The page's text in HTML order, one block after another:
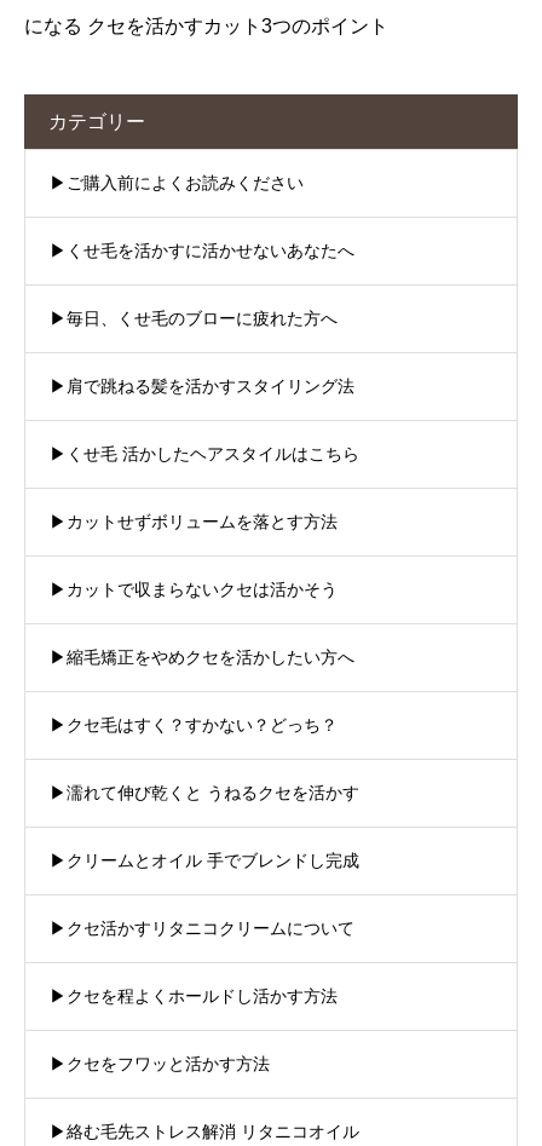
になる クセを活かすカット3つのポイント
カテゴリー
▶︎ご購入前によくお読みください
▶︎くせ毛を活かすに活かせないあなたへ
▶︎毎日、くせ毛のブローに疲れた方へ
▶︎肩で跳ねる髪を活かすスタイリング法
▶︎くせ毛 活かしたヘアスタイルはこちら
▶︎カットせずボリュームを落とす方法
▶︎カットで収まらないクセは活かそう
▶︎縮毛矯正をやめクセを活かしたい方へ
▶︎クセ毛はすく？すかない？どっち？
▶︎濡れて伸び乾くと うねるクセを活かす
▶︎クリームとオイル 手でブレンドし完成
▶︎クセ活かすリタニコクリームについて
▶︎クセを程よくホールドし活かす方法
▶︎クセをフワッと活かす方法
▶︎絡む毛先ストレス解消 リタニコオイル